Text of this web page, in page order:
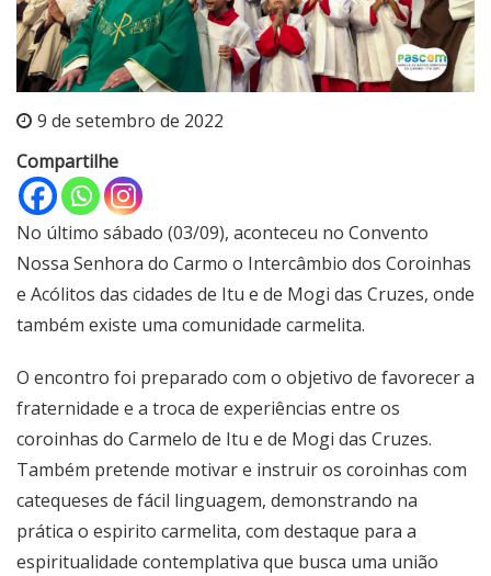
9 de setembro de 2022
Compartilhe
No último sábado (03/09), aconteceu no Convento
Nossa Senhora do Carmo o Intercâmbio dos Coroinhas
e Acólitos das cidades de Itu e de Mogi das Cruzes, onde
também existe uma comunidade carmelita.
O encontro foi preparado com o objetivo de favorecer a
fraternidade e a troca de experiências entre os
coroinhas do Carmelo de Itu e de Mogi das Cruzes.
Também pretende motivar e instruir os coroinhas com
catequeses de fácil linguagem, demonstrando na
prática o espirito carmelita, com destaque para a
espiritualidade contemplativa que busca uma união